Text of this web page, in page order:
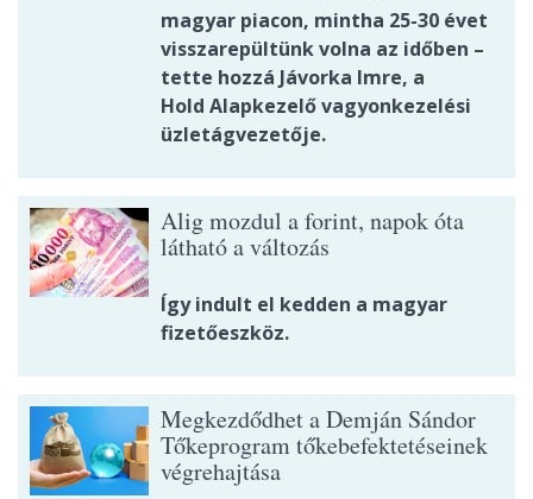
magyar piacon, mintha 25-30 évet
visszarepültünk volna az időben –
tette hozzá Jávorka Imre, a
Hold Alapkezelő vagyonkezelési
üzletágvezetője.
Alig mozdul a forint, napok óta
látható a változás
Így indult el kedden a magyar
fizetőeszköz.
Megkezdődhet a Demján Sándor
Tőkeprogram tőkebefektetéseinek
végrehajtása